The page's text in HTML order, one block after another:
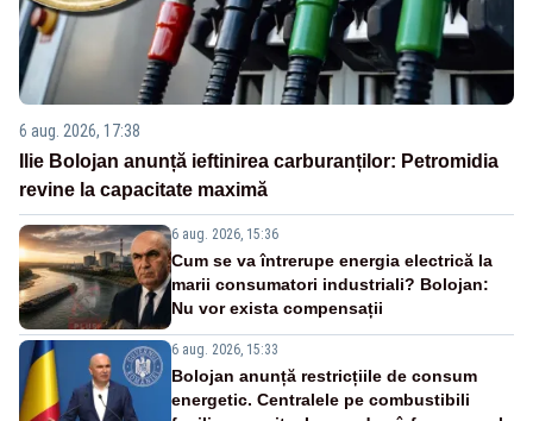
6 aug. 2026, 17:38
Ilie Bolojan anunță ieftinirea carburanților: Petromidia
revine la capacitate maximă
6 aug. 2026, 15:36
Cum se va întrerupe energia electrică la
marii consumatori industriali? Bolojan:
Nu vor exista compensații
6 aug. 2026, 15:33
Bolojan anunță restricțiile de consum
energetic. Centralele pe combustibili